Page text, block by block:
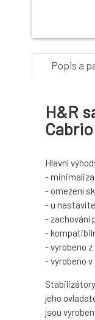
Popis a
H&R
Hlavní
-
- omezení
- u
- zachování
-
- vyrobeno
- vyrobeno
jeho
jsou